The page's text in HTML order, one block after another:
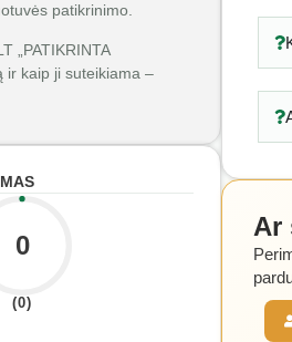
patikrinimo.
„PATIKRINTA
ir kaip ji suteikiama –
0
(0)
Ar